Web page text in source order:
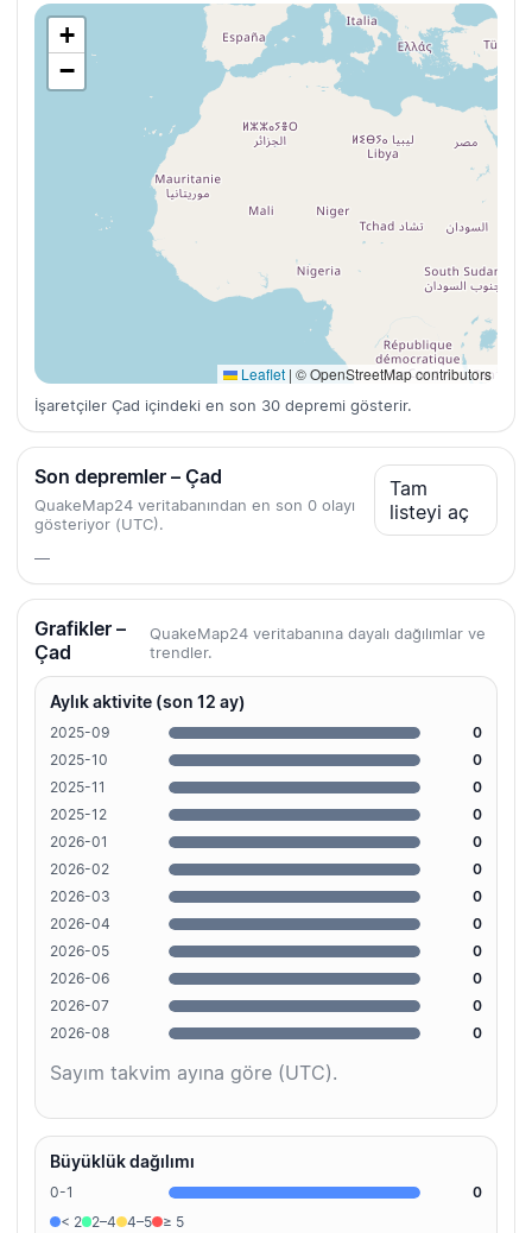
+
−
Leaflet | © OpenStreetMap contributors
İşaretçiler Çad içindeki en son 30 depremi gösterir.
Son depremler – Çad
QuakeMap24 veritabanından en son 0 olayı
gösteriyor (UTC).
Tam
listeyi aç
—
Grafikler –
Çad
QuakeMap24 veritabanına dayalı dağılımlar ve
trendler.
Aylık aktivite (son 12 ay)
2025-09
0
2025-10
0
2025-11
0
2025-12
0
2026-01
0
2026-02
0
2026-03
0
2026-04
0
2026-05
0
2026-06
0
2026-07
0
2026-08
0
Sayım takvim ayına göre (UTC).
Büyüklük dağılımı
0-1
0
< 2
2–4 4–5 ≥ 5